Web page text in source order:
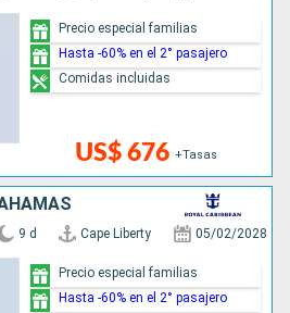
US$ 676 +Tasas
Precio especial familias
Hasta -60% en el 2° pasajero
Comidas incluidas
9 d Cape Liberty 05/02/2028
Precio especial familias
Hasta -60% en el 2° pasajero